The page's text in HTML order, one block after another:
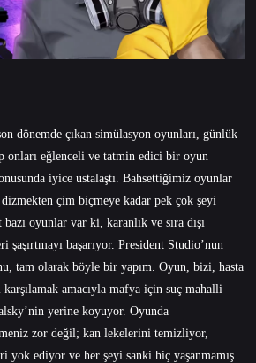
dönemde çıkan simülasyon oyunları, günlük
onları eğlenceli ve tatmin edici bir oyun
iyice ustalaştı. Bahsettiğimiz oyunlar
dizmekten çim biçmeye kadar pek çok şeyi
oyunlar var ki, karanlık ve sıra dışı
başarıyor. President Studio’nun
tam olarak böyle bir yapım. Oyun, bizi, hasta
karşılamak amacıyla mafya için suç mahalli
yerine koyuyor. Oyunda
zor değil; kan lekelerini temizliyor,
yok ediyor ve her şeyi sanki hiç yaşanmamış